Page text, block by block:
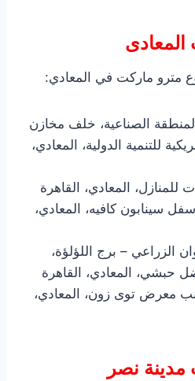
مترو ماركت في المعادي:
الصناعية، خلف مخازن
للتنمية الدولية، المعادي،
المعادي، القاهرة
سينابون كافيه، المعادي،
الزراعي – برج اللؤلؤة،
حبشي، المعادي، القاهرة
233، بجانب معرض توى زون، المعادي،
نصر